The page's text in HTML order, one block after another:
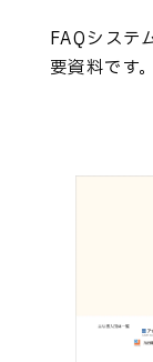
FAQシステ
要資料です。